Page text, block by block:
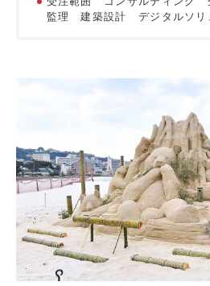
監理 建築設計 デジタルソリ